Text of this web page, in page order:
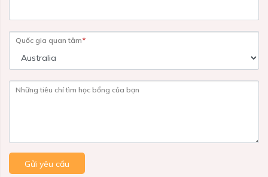
Quốc gia quan tâm*
Những tiêu chí tìm học bổng của bạn
Gửi yêu cầu